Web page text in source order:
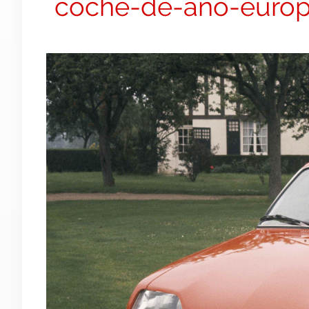
coche-de-año-